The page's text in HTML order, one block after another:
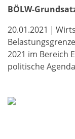
BÖLW-
20.01.2021 |
2021 im Bereich
politische